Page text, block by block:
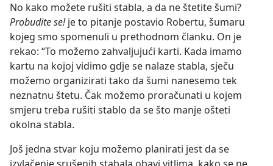
No kako možete rušiti stabla, a da ne štetite šumi?
Probudite se!je to pitanje postavio Robertu, šumaru
kojeg smo spomenuli u prethodnom članku. On je
rekao: “To možemo zahvaljujući karti. Kada imamo
kartu na kojoj vidimo gdje se nalaze stabla, sječu
možemo organizirati tako da šumi nanesemo tek
neznatnu štetu. Čak možemo proračunati u kojem
smjeru treba rušiti stablo da se što manje ošteti
okolna stabla.
Još jedna stvar koju možemo planirati jest da se